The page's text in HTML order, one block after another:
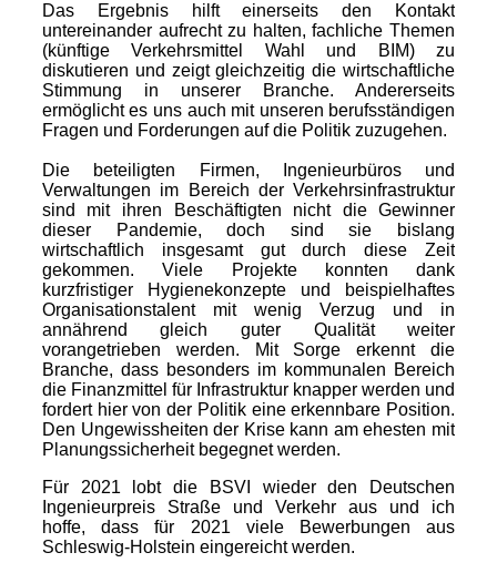
Das Ergebnis hilft einerseits den Kontakt
untereinander aufrecht zu halten, fachliche Themen
(künftige Verkehrsmittel Wahl und BIM) zu
diskutieren und zeigt gleichzeitig die wirtschaftliche
Stimmung in unserer Branche. Andererseits
ermöglicht es uns auch mit unseren berufsständigen
Fragen und Forderungen auf die Politik zuzugehen.
Die beteiligten Firmen, Ingenieurbüros und
Verwaltungen im Bereich der Verkehrsinfrastruktur
sind mit ihren Beschäftigten nicht die Gewinner
dieser Pandemie, doch sind sie bislang
wirtschaftlich insgesamt gut durch diese Zeit
gekommen. Viele Projekte konnten dank
kurzfristiger Hygienekonzepte und beispielhaftes
Organisationstalent mit wenig Verzug und in
annährend gleich guter Qualität weiter
vorangetrieben werden. Mit Sorge erkennt die
Branche, dass besonders im kommunalen Bereich
die Finanzmittel für Infrastruktur knapper werden und
fordert hier von der Politik eine erkennbare Position.
Den Ungewissheiten der Krise kann am ehesten mit
Planungssicherheit begegnet werden.
Für 2021 lobt die BSVI wieder den Deutschen
Ingenieurpreis Straße und Verkehr aus und ich
hoffe, dass für 2021 viele Bewerbungen aus
Schleswig-Holstein eingereicht werden.